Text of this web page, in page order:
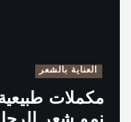
العناية بالشعر
مكملات